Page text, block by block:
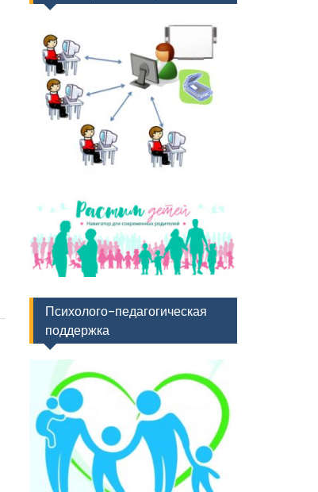
Психолого-педагогическая
поддержка